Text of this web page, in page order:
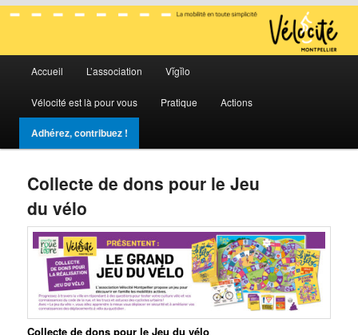
Vélocité Grand Montpellier
La mobilité en toute simplicité
Aller
au
contenu
principal
Aller
au
contenu
secondaire
Accueil L’association Vĭgĭlo
Vélocité est là pour vous Pratique Actions
Adhérez, contribuez !
Collecte de dons pour le Jeu
du vélo
Collecte de donspour le Jeu du vélo